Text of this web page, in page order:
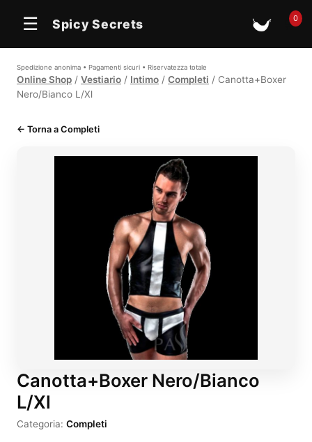
☰ Spicy Secrets 🛒0
Spedizione anonima • Pagamenti sicuri • Riservatezza totale
Online Shop / Vestiario / Intimo / Completi / Canotta+Boxer
Nero/Bianco L/Xl
← Torna a Completi
Canotta+Boxer Nero/Bianco
L/Xl
Categoria: Completi